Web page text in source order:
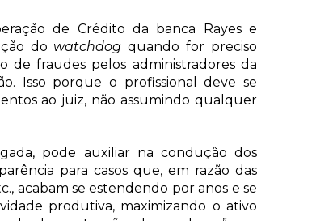
de Crédito da banca Rayes e
do watchdog quando for preciso
de fraudes pelos administradores da
Isso porque o profissional deve se
ao juiz, não assumindo qualquer
pode auxiliar na condução dos
para casos que, em razão das
acabam se estendendo por anos e se
produtiva, maximizando o ativo